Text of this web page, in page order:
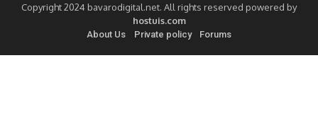
Copyright 2024 bavarodigital.net. All rights reserved powered by
hostuis.com
About Us Private policy Forums